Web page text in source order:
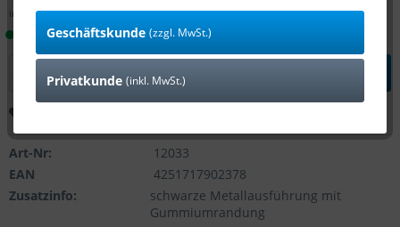
inkl. MwSt.zzgl. Versandkosten
Lieferzeit 1-4 Tage (Bestand: 15)
Art-Nr:
12033
EAN
4251717902378
Zusatzinfo:
schwarze Metallausführung mit
Gummiumrandung
Geschäftskunde (zzgl. MwSt.)
Privatkunde (inkl. MwSt.)